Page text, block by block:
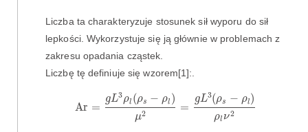
Liczba ta charakteryzuje stosunek sił wyporu do sił
lepkości. Wykorzystuje się ją głównie w problemach z
zakresu opadania cząstek.
Liczbę tę definiuje się wzorem[1]:.
Ar =
gL3ρl (ρs − ρl )
μ2 =
gL3(ρs − ρl)
ρl ν2
ρl s 2= (ρs− ν2